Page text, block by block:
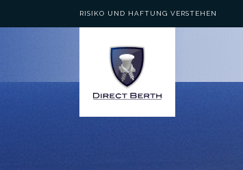
RISIKO UND HAFTUNG VERSTEHEN